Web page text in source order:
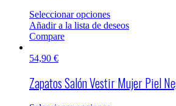
Seleccionar opciones
Añadir a la lista de deseos
Compare
54,90 €
Zapatos Salón Vestir Mujer Piel